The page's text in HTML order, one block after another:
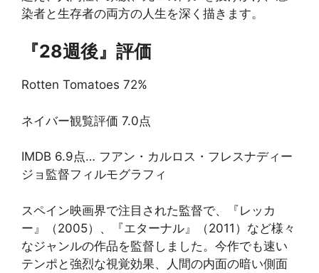
染者と生存者の両方の人生を深く描きます。
『28週後』評価
Rotten Tomatoes 72%
ネイバー観覧評価 7.0点
IMDB 6.9点… フアン・カルロス・フレスナディー
ジョ監督フィルモグラフィ
スペイン映画界で注目された監督で、『レッカ
ー』（2005）、『エターナル』（2011）など様々
なジャンルの作品を監督しました。今作でも速い
テンポと強烈な視覚効果、人間の内面の暗い側面